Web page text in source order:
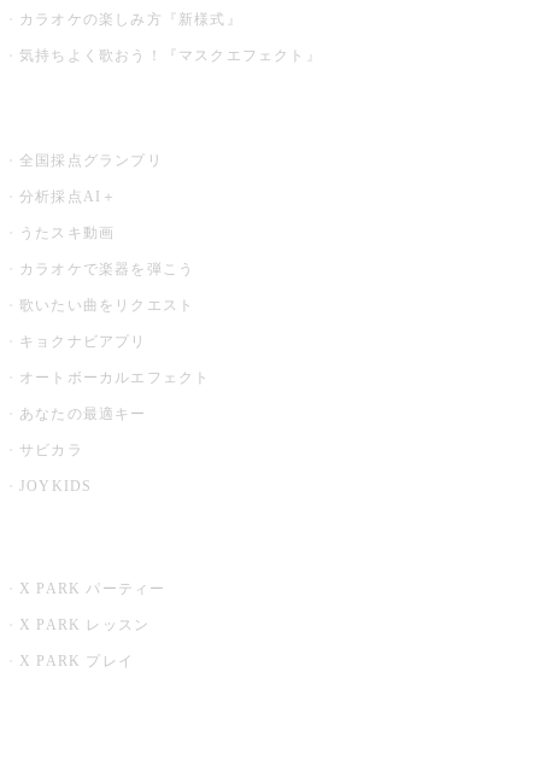
カラオケの楽しみ方『新様式』
気持ちよく歌おう！『マスクエフェクト』
全国採点グランプリ
分析採点AI＋
うたスキ動画
カラオケで楽器を弾こう
歌いたい曲をリクエスト
キョクナビアプリ
オートボーカルエフェクト
あなたの最適キー
サビカラ
JOYKIDS
X PARK パーティー
X PARK レッスン
X PARK プレイ